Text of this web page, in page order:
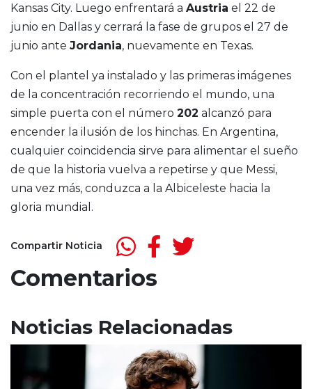
Kansas City. Luego enfrentará a Austria el 22 de
junio en Dallas y cerrará la fase de grupos el 27 de
junio ante Jordania, nuevamente en Texas.
Con el plantel ya instalado y las primeras imágenes
de la concentración recorriendo el mundo, una
simple puerta con el número 202 alcanzó para
encender la ilusión de los hinchas. En Argentina,
cualquier coincidencia sirve para alimentar el sueño
de que la historia vuelva a repetirse y que Messi,
una vez más, conduzca a la Albiceleste hacia la
gloria mundial.
Compartir Noticia
Comentarios
Noticias Relacionadas